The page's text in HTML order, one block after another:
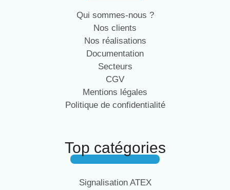
Qui sommes-nous ?
Nos clients
Nos réalisations
Documentation
Secteurs
CGV
Mentions légales
Politique de confidentialité
Top catégories
Signalisation ATEX